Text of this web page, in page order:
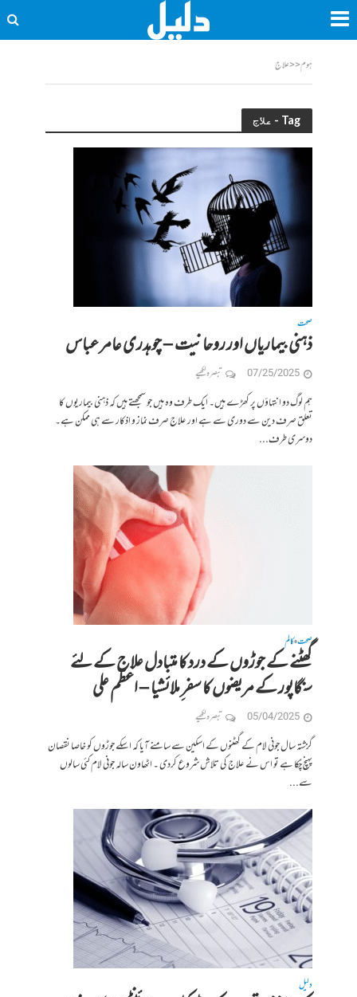
ہوم<<علاج
Tag - علاج
صحت
ذہنی بیماریاں اور روحانیت – چوہدری عامر عباس
07/25/2025 تبصرہ لکھیے
ہم لوگ دو انتہاؤں پر کھڑے ہیں۔ ایک طرف وہ ہیں جو سمجھتے ہیں کہ ذہنی بیماریوں کا
تعلق صرف دین سے دوری سے ہے اور علاج صرف نماز و اذکار سے ہی ممکن ہے۔
دوسری طرف...
صحت•کالم
گھٹنے کے جوڑوں کے درد کا متبادل علاج کے لئے
سنگاپور کے مریضوں کا سفر ِملائشیا – اعظم علی
05/04/2025 تبصرہ لکھیے
گزشتہ سال جونی لام کے گھٹنوں کے اسکین سے سامنے آیا کہ اسکے جوڑوں کو خاصا نقصان
پہنچ چُکا ہے تو اس نے علاج کی تلاش شروع کردی ۔ اٹھاون سالہ جونی لام کئی سالوں
سے...
دلیل